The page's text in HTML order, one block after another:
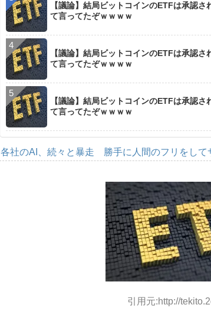
【議論】結局ビットコインのETFは承認
て言ってたぞｗｗｗｗ
【議論】結局ビットコインのETFは承認
て言ってたぞｗｗｗｗ
【議論】結局ビットコインのETFは承認
て言ってたぞｗｗｗｗ
各社のAI、続々と暴走 勝手に人間のフリをして
引用元:http://